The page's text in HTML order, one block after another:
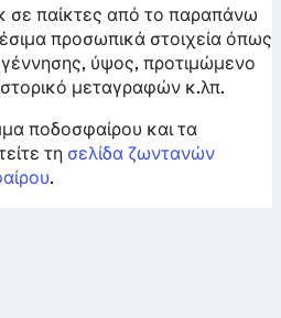
σε παίκτες από το παραπάνω
προσωπικά στοιχεία όπως
ύψος, προτιμώμενο
μεταγραφών κ.λπ.
ποδοσφαίρου και τα
τη σελίδα ζωντανών
.